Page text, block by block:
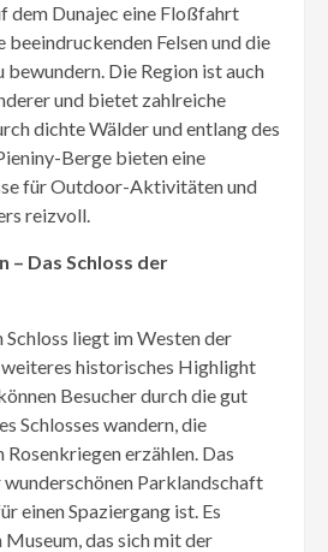
dem Dunajec eine Floßfahrt
beeindruckenden Felsen und die
Die Region ist auch
und bietet zahlreiche
dichte Wälder und entlang des
Berge bieten eine
für Outdoor-Aktivitäten und
reizvoll.
– Das Schloss der
Schloss liegt im Westen der
historisches Highlight
Besucher durch die gut
Schlosses wandern, die
Rosenkriegen erzählen. Das
wunderschönen Parklandschaft
einen Spaziergang ist. Es
das sich mit der